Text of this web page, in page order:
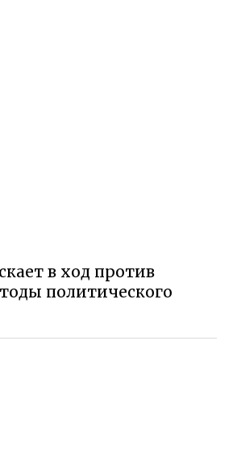
в ход против
политического